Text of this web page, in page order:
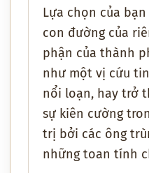
Lựa chọn của
con đường của
phận của thành
như một vị cứu
nổi loạn, hay trở
sự kiên cường
trị bởi các ông
những toan tính